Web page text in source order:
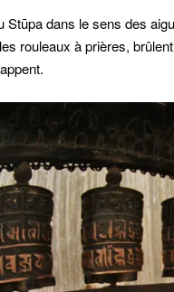
Stūpa dans le sens des
rouleaux à prières,